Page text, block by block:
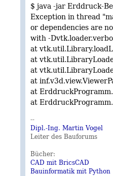
$ java -jar Erddruck-
Exception in thread
or dependencies are
with -
at
at
at
at
at
at
--
Dipl.-Ing. Martin Vogel
Leiter des Bauforums
Bücher:
CAD mit BricsCAD
Bauinformatik mit Python